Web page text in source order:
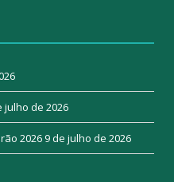
julho de 2026
20269 de julho de 2026